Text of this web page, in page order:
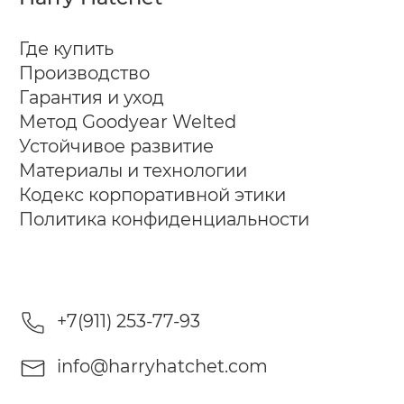
+7(911) 253-77-93
info@harryhatchet.com
Где купить
Производство
Гарантия и уход
Метод Goodyear Welted
Устойчивое развитие
Материалы и технологии
Кодекс корпоративной этики
Политика конфиденциальности